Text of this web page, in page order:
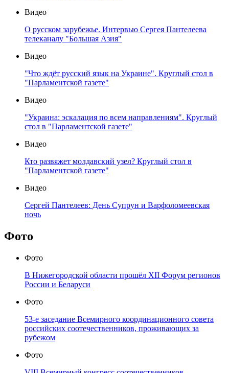
Видео
О русском зарубежье. Интервью Сергея Пантелеева
телеканалу "Большая Азия"
Видео
"Что ждёт русский язык на Украине". Круглый стол в
"Парламентской газете"
Видео
"Украина: эскалация по всем направлениям". Круглый
стол в "Парламентской газете"
Видео
Кто развяжет молдавский узел? Круглый стол в
"Парламентской газете"
Видео
Сергей Пантелеев: День Супрун и Варфоломеевская
ночь
Фото
Фото
В Нижегородской области прошёл XII Форум регионов
России и Беларуси
Фото
53-е заседание Всемирного координационного совета
российских соотечественников, проживающих за
рубежом
Фото